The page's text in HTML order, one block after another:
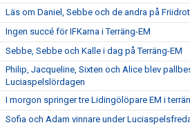
Läs om Daniel, Sebbe och de andra på
Ingen succé för IFKarna i Terräng-EM
Sebbe, Sebbe och Kalle i dag på Terräng-EM
Philip, Jacqueline, Sixten och Alice blev
Luciaspelslördagen
I morgon springer tre Lidingölöpare EM i
Sofia och Adam vinnare under